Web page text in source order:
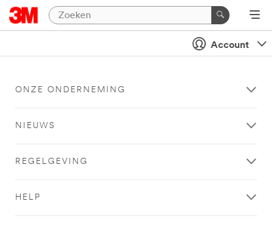
Account
ONZE ONDERNEMING
NIEUWS
REGELGEVING
HELP